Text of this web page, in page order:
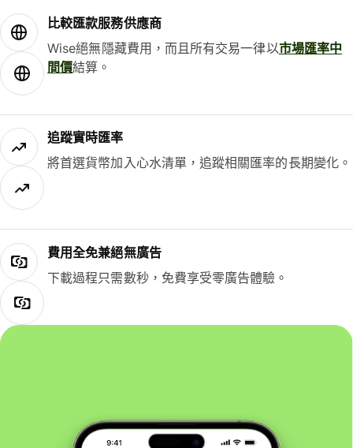
比較匯款服務供應商
Wise絕無隱藏費用，而且所有交易一律以市場匯率中
間價結算。
追蹤實時匯率
將首選貨幣加入心水清單，追蹤相關匯率的長期變化。
費用全免兼絕無廣告
下載過程只需數秒，免費享受零廣告體驗。